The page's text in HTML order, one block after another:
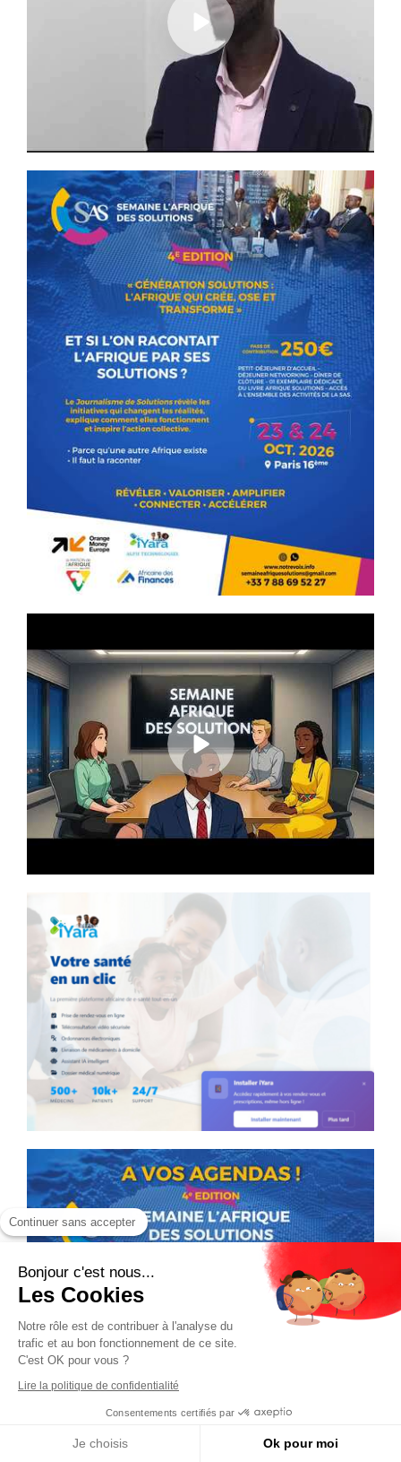
Continuer sans accepter
Bonjour c'est nous...
Les Cookies
Notre rôle est de contribuer à l'analyse du
trafic et au bon fonctionnement de ce site.
C'est OK pour vous ?
Lire la politique de confidentialité
Consentements certifiés par
Je choisis Ok pour moi